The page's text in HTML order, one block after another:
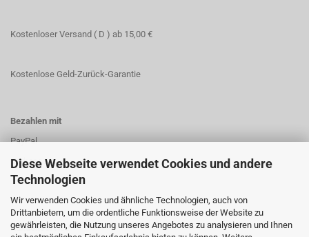
Diese Webseite verwendet Cookies und andere
Technologien
Wir verwenden Cookies und ähnliche Technologien, auch von
Drittanbietern, um die ordentliche Funktionsweise der Website zu
gewährleisten, die Nutzung unseres Angebotes zu analysieren und Ihnen
Kostenloser Versand ( D ) ab 15,00 €
Kostenlose Geld-Zurück-Garantie
Bezahlen mit
PayPal
Vorkasse
Kundenservice